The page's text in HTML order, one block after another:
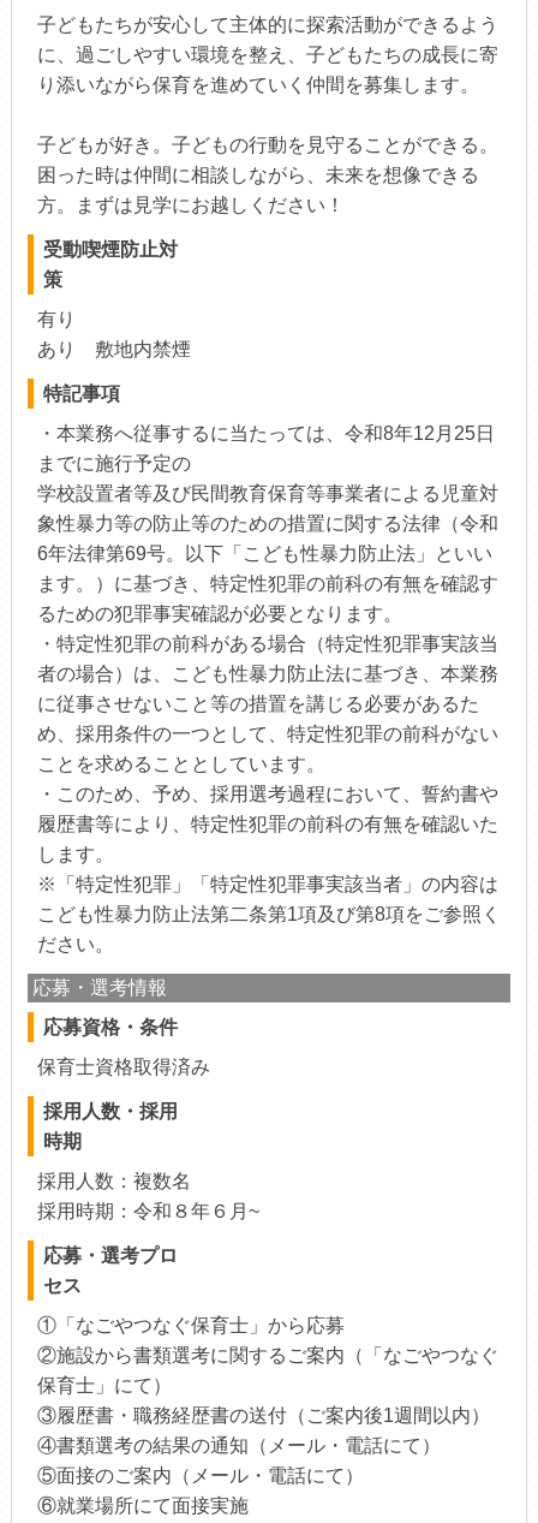
子どもたちが安心して主体的に探索活動ができるよう
に、過ごしやすい環境を整え、子どもたちの成長に寄
り添いながら保育を進めていく仲間を募集します。
子どもが好き。子どもの行動を見守ることができる。
困った時は仲間に相談しながら、未来を想像できる
方。まずは見学にお越しください！
受動喫煙防止対
策
有り
あり 敷地内禁煙
特記事項
・本業務へ従事するに当たっては、令和8年12月25日
までに施行予定の
学校設置者等及び民間教育保育等事業者による児童対
象性暴力等の防止等のための措置に関する法律（令和
6年法律第69号。以下「こども性暴力防止法」といい
ます。）に基づき、特定性犯罪の前科の有無を確認す
るための犯罪事実確認が必要となります。
・特定性犯罪の前科がある場合（特定性犯罪事実該当
者の場合）は、こども性暴力防止法に基づき、本業務
に従事させないこと等の措置を講じる必要があるた
め、採用条件の一つとして、特定性犯罪の前科がない
ことを求めることとしています。
・このため、予め、採用選考過程において、誓約書や
履歴書等により、特定性犯罪の前科の有無を確認いた
します。
※「特定性犯罪」「特定性犯罪事実該当者」の内容は
こども性暴力防止法第二条第1項及び第8項をご参照く
ださい。
応募・選考情報
応募資格・条件
保育士資格取得済み
採用人数・採用
時期
採用人数：複数名
採用時期：令和８年６月~
応募・選考プロ
セス
①「なごやつなぐ保育士」から応募
②施設から書類選考に関するご案内（「なごやつなぐ
保育士」にて）
③履歴書・職務経歴書の送付（ご案内後1週間以内）
④書類選考の結果の通知（メール・電話にて）
⑤面接のご案内（メール・電話にて）
⑥就業場所にて面接実施